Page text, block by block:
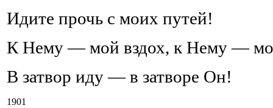
Идите прочь с моих путей!
К Нему — мой вздох, к Нему —
В затвор иду — в затворе Он!
1901